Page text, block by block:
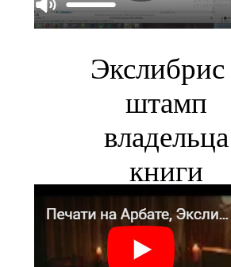
Экслибрис
штамп
владельца
книги